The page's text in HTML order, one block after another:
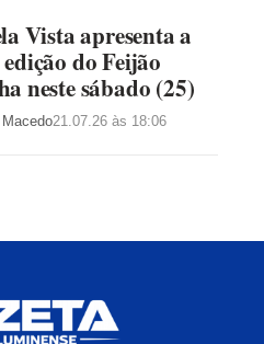
Vista apresenta a
do Feijão
neste sábado (25)
21.07.26 às 18:06